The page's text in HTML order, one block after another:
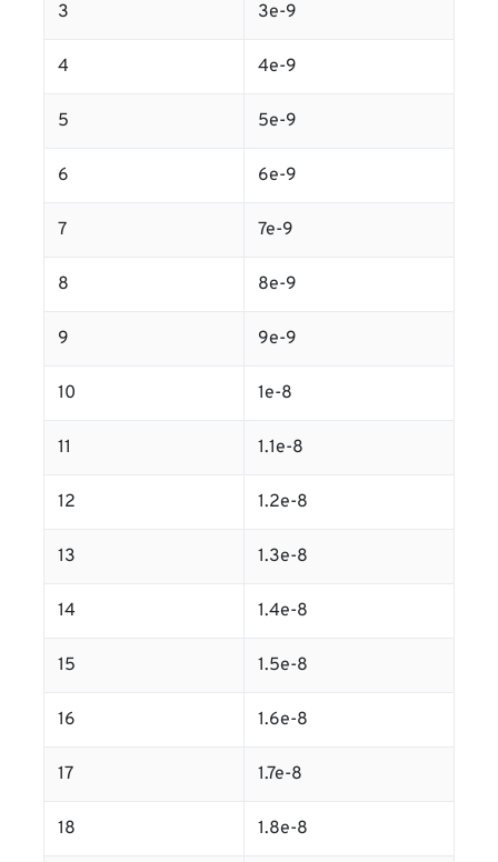
3 3e-9
4 4e-9
5 5e-9
6 6e-9
7 7e-9
8 8e-9
9 9e-9
10 1e-8
11 1.1e-8
12 1.2e-8
13 1.3e-8
14 1.4e-8
15 1.5e-8
16 1.6e-8
17 1.7e-8
18 1.8e-8